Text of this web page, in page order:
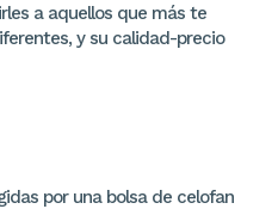
a aquellos que más te
y su calidad-precio
por una bolsa de celofan